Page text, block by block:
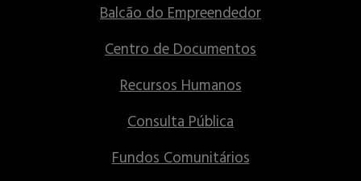
Balcão do Empreendedor
Centro de Documentos
Recursos Humanos
Consulta Pública
Fundos Comunitários